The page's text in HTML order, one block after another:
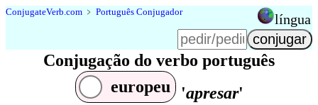
ConjugateVerb.com ﹥ Português Conjugador língua
Conjugação do verbo português
europeu
'apresar'